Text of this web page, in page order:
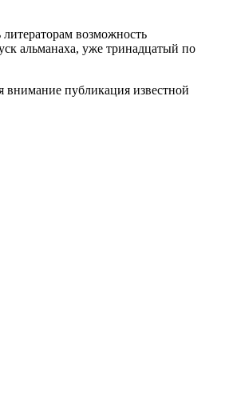
возможность
альманаха, уже тринадцатый по
внимание публикация известной